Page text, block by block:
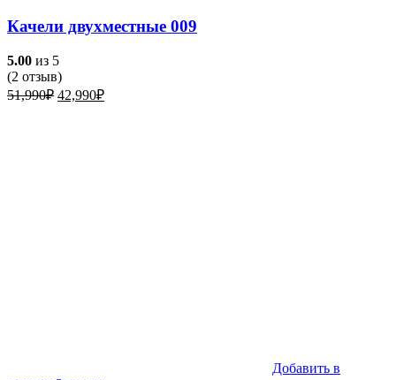
Качели двухместные 009
5.00 из 5
(2 отзыв)
51,990₽ Первоначальная
42,990₽Текущая
Добавить в